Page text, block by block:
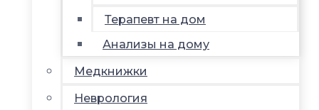
Терапевт на дом
Анализы на дому
Медкнижки
Неврология